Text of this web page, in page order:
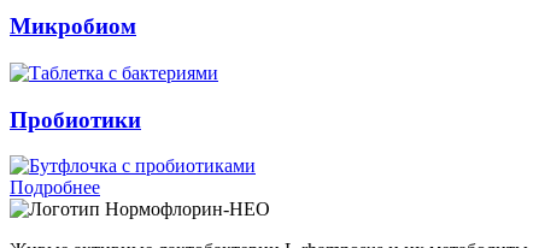
Микробиом
Пробиотики
Подробнее
Нормофлорин-НЕО